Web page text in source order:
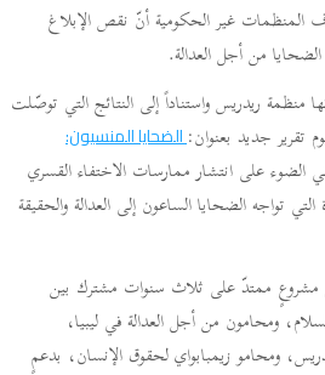
المنظمات غير الحكومية أنّ نقص الإبلاغ
من أجل العدالة.
منظمة ريدريس واستناداً إلى النتائج التي توصّلت
تقرير جديد بعنوان:الضحايا المنسيون:
الضوء على انتشار ممارسات الاختفاء القسري
التي تواجه الضحايا الساعون إلى العدالة والحقيقة
مشروعٍ ممتدّ على ثلاث سنوات مشترك بين
ومحامون من أجل العدالة في ليبيا،
ومحامو زيمبابواي لحقوق الإنسان، بدعمٍ